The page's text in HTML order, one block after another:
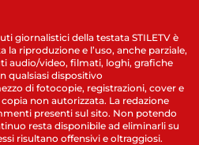
giornalistici della testata STILETV è
la riproduzione e l’uso, anche parziale,
audio/video, filmati, loghi, grafiche
qualsiasi dispositivo
di fotocopie, registrazioni, cover e
non autorizzata. La redazione
presenti sul sito. Non potendo
resta disponibile ad eliminarli su
risultano offensivi e oltraggiosi.